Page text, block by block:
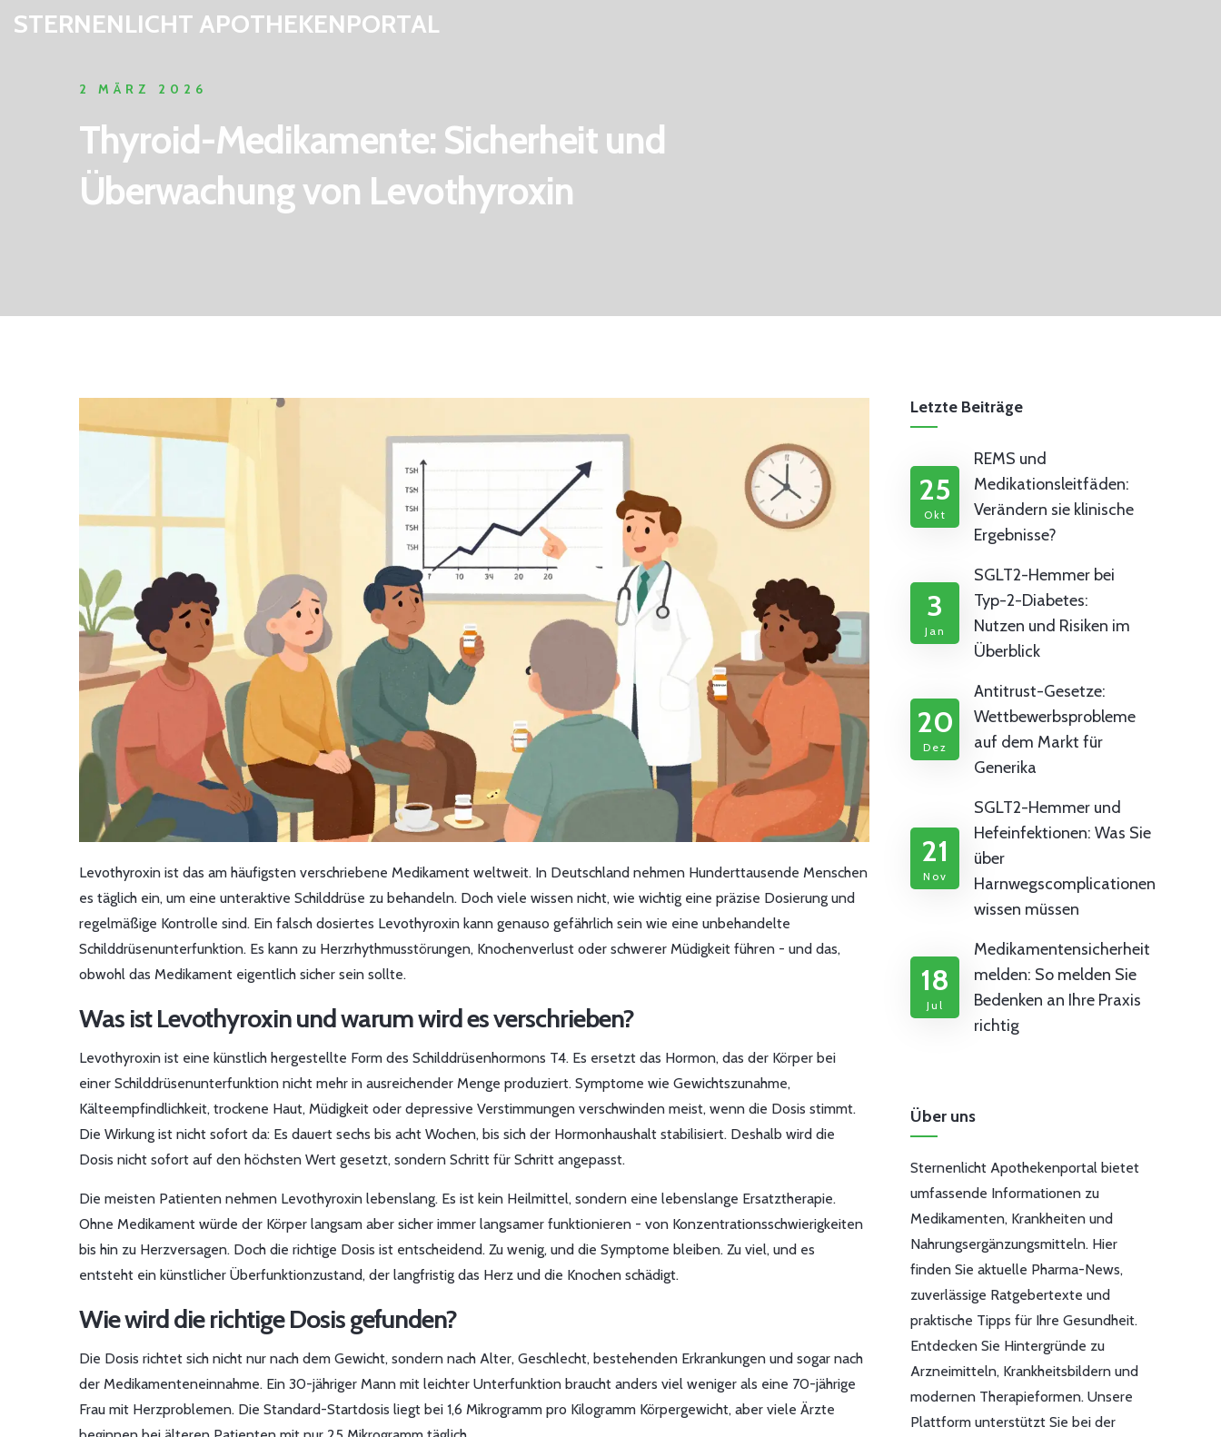
STERNENLICHT APOTHEKENPORTAL
2 MÄRZ 2026
Thyroid-Medikamente: Sicherheit und
Überwachung von Levothyroxin
Levothyroxin ist das am häufigsten verschriebene Medikament weltweit. In Deutschland nehmen Hunderttausende Menschen
es täglich ein, um eine unteraktive Schilddrüse zu behandeln. Doch viele wissen nicht, wie wichtig eine präzise Dosierung und
regelmäßige Kontrolle sind. Ein falsch dosiertes Levothyroxin kann genauso gefährlich sein wie eine unbehandelte
Schilddrüsenunterfunktion. Es kann zu Herzrhythmusstörungen, Knochenverlust oder schwerer Müdigkeit führen - und das,
obwohl das Medikament eigentlich sicher sein sollte.
Was ist Levothyroxin und warum wird es verschrieben?
Levothyroxin ist eine künstlich hergestellte Form des Schilddrüsenhormons T4. Es ersetzt das Hormon, das der Körper bei
einer Schilddrüsenunterfunktion nicht mehr in ausreichender Menge produziert. Symptome wie Gewichtszunahme,
Kälteempfindlichkeit, trockene Haut, Müdigkeit oder depressive Verstimmungen verschwinden meist, wenn die Dosis stimmt.
Die Wirkung ist nicht sofort da: Es dauert sechs bis acht Wochen, bis sich der Hormonhaushalt stabilisiert. Deshalb wird die
Dosis nicht sofort auf den höchsten Wert gesetzt, sondern Schritt für Schritt angepasst.
Die meisten Patienten nehmen Levothyroxin lebenslang. Es ist kein Heilmittel, sondern eine lebenslange Ersatztherapie.
Ohne Medikament würde der Körper langsam aber sicher immer langsamer funktionieren - von Konzentrationsschwierigkeiten
bis hin zu Herzversagen. Doch die richtige Dosis ist entscheidend. Zu wenig, und die Symptome bleiben. Zu viel, und es
entsteht ein künstlicher Überfunktionzustand, der langfristig das Herz und die Knochen schädigt.
Wie wird die richtige Dosis gefunden?
Die Dosis richtet sich nicht nur nach dem Gewicht, sondern nach Alter, Geschlecht, bestehenden Erkrankungen und sogar nach
der Medikamenteneinnahme. Ein 30-jähriger Mann mit leichter Unterfunktion braucht anders viel weniger als eine 70-jährige
Frau mit Herzproblemen. Die Standard-Startdosis liegt bei 1,6 Mikrogramm pro Kilogramm Körpergewicht, aber viele Ärzte
Letzte Beiträge
25
Okt
REMS und
Medikationsleitfäden:
Verändern sie klinische
Ergebnisse?
3
Jan
SGLT2-Hemmer bei
Typ-2-Diabetes:
Nutzen und Risiken im
Überblick
20
Dez
Antitrust-Gesetze:
Wettbewerbsprobleme
auf dem Markt für
Generika
21
Nov
SGLT2-Hemmer und
Hefeinfektionen: Was Sie
über
Harnwegscomplicationen
wissen müssen
18
Jul
Medikamentensicherheit
melden: So melden Sie
Bedenken an Ihre Praxis
richtig
Über uns
Sternenlicht Apothekenportal bietet
umfassende Informationen zu
Medikamenten, Krankheiten und
Nahrungsergänzungsmitteln. Hier
finden Sie aktuelle Pharma-News,
zuverlässige Ratgebertexte und
praktische Tipps für Ihre Gesundheit.
Entdecken Sie Hintergründe zu
Arzneimitteln, Krankheitsbildern und
modernen Therapieformen. Unsere
Plattform unterstützt Sie bei der